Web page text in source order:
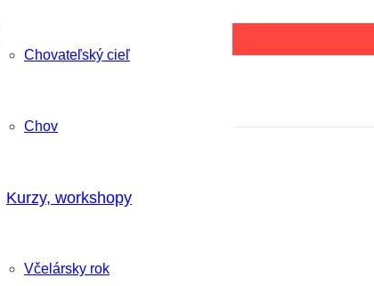
Chovateľský cieľ
Chov
Kurzy, workshopy
Včelársky rok